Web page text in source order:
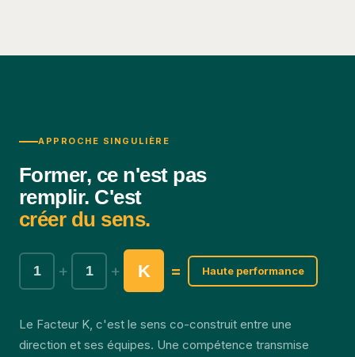
APPROCHE SINGULIÈRE
Former, ce n'est pas
remplir. C'est
créer du sens.
1 + 1 + K = Haute performance
Le Facteur K, c'est le sens co-construit entre une
direction et ses équipes. Une compétence transmise